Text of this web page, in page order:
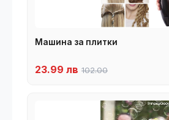
Машина за плитки
23.99 лв 102.00